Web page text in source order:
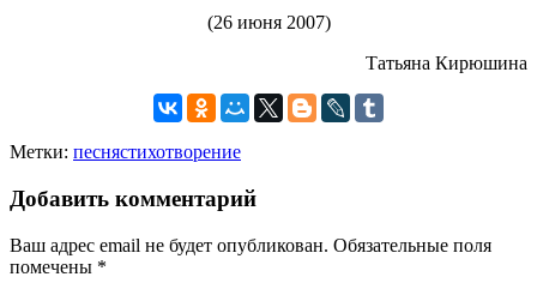
(26 июня 2007)
Татьяна Кирюшина
Метки: песнястихотворение
Добавить комментарий
Ваш адрес email не будет опубликован. Обязательные поля
помечены *